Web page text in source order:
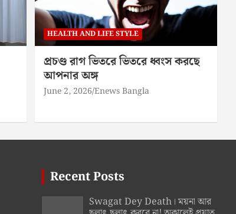
HEALTH AND LIFE STYLE
প্রচণ্ড রাগ ভিতরে ভিতরে ধ্বংস করছে
আপনার অঙ্গ
June 2, 2026 Enews Bangla
Recent Posts
Swagat Dey Death। ময়না আর